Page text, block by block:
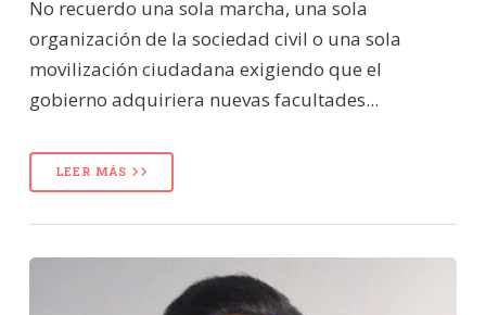
No recuerdo una sola marcha, una sola
organización de la sociedad civil o una sola
movilización ciudadana exigiendo que el
gobierno adquiriera nuevas facultades...
LEER MÁS